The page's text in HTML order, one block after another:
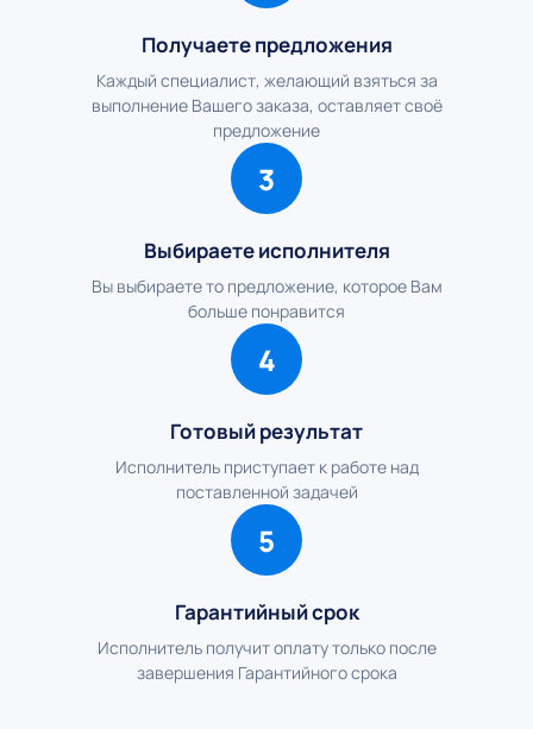
Получаете предложения
Каждый специалист, желающий взяться за
выполнение Вашего заказа, оставляет своё
предложение
3
Выбираете исполнителя
Вы выбираете то предложение, которое Вам
больше понравится
4
Готовый результат
Исполнитель приступает к работе над
поставленной задачей
5
Гарантийный срок
Исполнитель получит оплату только после
завершения Гарантийного срока